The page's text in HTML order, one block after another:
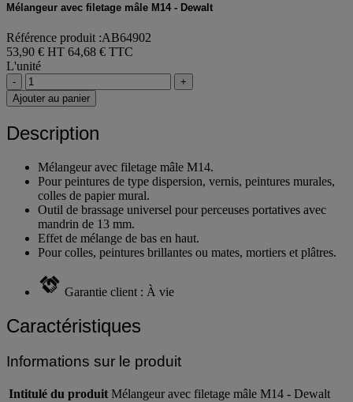
Mélangeur avec filetage mâle M14 - Dewalt
Référence produit :AB64902
53,90 € HT 64,68 € TTC
L'unité
-
+
Ajouter au panier
Description
Mélangeur avec filetage mâle M14.
Pour peintures de type dispersion, vernis, peintures murales,
colles de papier mural.
Outil de brassage universel pour perceuses portatives avec
mandrin de 13 mm.
Effet de mélange de bas en haut.
Pour colles, peintures brillantes ou mates, mortiers et plâtres.
Garantie client : À vie
Caractéristiques
Informations sur le produit
Intitulé du produit Mélangeur avec filetage mâle M14 - Dewalt